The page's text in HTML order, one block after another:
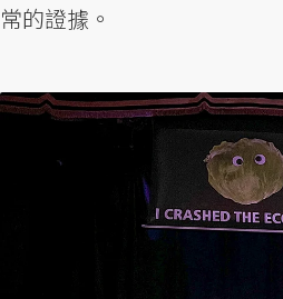
常的證據。